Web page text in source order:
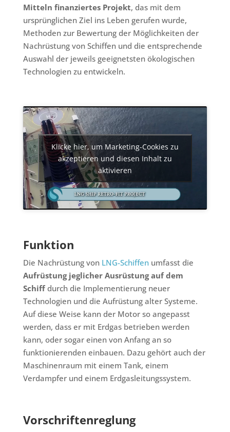
Mitteln finanziertes Projekt, das mit dem
ursprünglichen Ziel ins Leben gerufen wurde,
Methoden zur Bewertung der Möglichkeiten der
Nachrüstung von Schiffen und die entsprechende
Auswahl der jeweils geeignetsten ökologischen
Technologien zu entwickeln.
Klicke hier, um Marketing-Cookies zu
akzeptieren und diesen Inhalt zu
aktivieren
Funktion
Die Nachrüstung von LNG-Schiffenumfasst die
Aufrüstung jeglicher Ausrüstung auf dem
Schiffdurch die Implementierung neuer
Technologien und die Aufrüstung alter Systeme.
Auf diese Weise kann der Motor so angepasst
werden, dass er mit Erdgas betrieben werden
kann, oder sogar einen von Anfang an so
funktionierenden einbauen. Dazu gehört auch der
Maschinenraum mit einem Tank, einem
Verdampfer und einem Erdgasleitungssystem.
Vorschriftenreglung